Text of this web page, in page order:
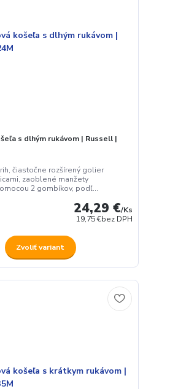
s dlhým rukávom | Russell |
čiastočne rozšírený golier
zaoblené manžety
2 gombíkov, podľ...
24,29 €/Ks
19,75 €bez DPH
Zvoliť variant
sme skvalitnili služby. Používaním tejto
s ukladaním cookies.
Ďalšie informácie
môžete odmietnuťtu.